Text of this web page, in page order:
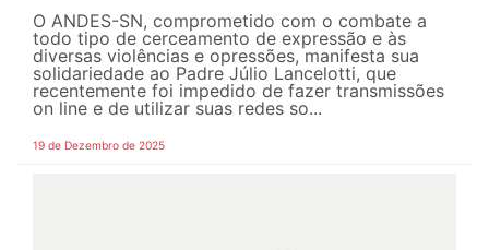
O ANDES-SN, comprometido com o combate a
todo tipo de cerceamento de expressão e às
diversas violências e opressões, manifesta sua
solidariedade ao Padre Júlio Lancelotti, que
recentemente foi impedido de fazer transmissões
on line e de utilizar suas redes so...
19 de Dezembro de 2025